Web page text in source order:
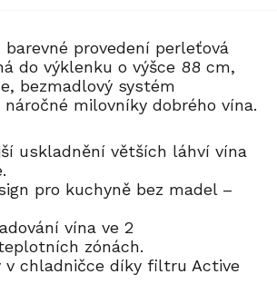
provedení perleťová
do výklenku o výšce 88 cm,
bezmadlový systém
náročné milovníky dobrého vína.
uskladnění větších láhví vína
pro kuchyně bez madel –
vína ve 2
zónách.
v chladničce díky filtru Active